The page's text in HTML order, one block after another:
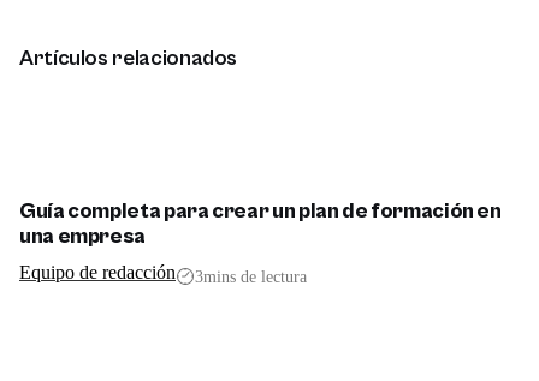
Artículos relacionados
Guía completa para crear un plan de formación en
una empresa
Equipo de redacción 3mins de lectura